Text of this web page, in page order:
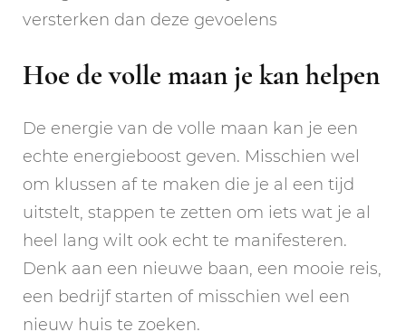
versterken dan deze gevoelens
Hoe de volle maan je kan helpen
De energie van de volle maan kan je een
echte energieboost geven. Misschien wel
om klussen af te maken die je al een tijd
uitstelt, stappen te zetten om iets wat je al
heel lang wilt ook echt te manifesteren.
Denk aan een nieuwe baan, een mooie reis,
een bedrijf starten of misschien wel een
nieuw huis te zoeken.